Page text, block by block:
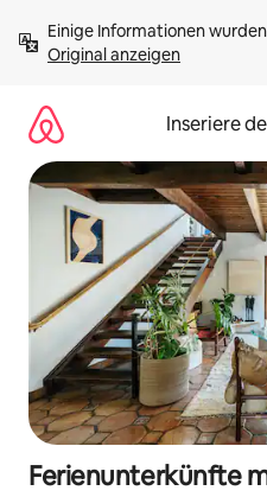
Inhalten
springenOriginal anzeigen
Inseriere
Ferienunterkünfte